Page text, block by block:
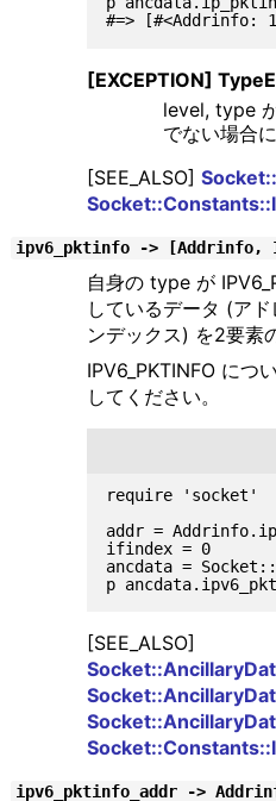
[EXCEPTION]
level, type
でない場合
[SEE_ALSO]
ipv6_pktinfo -> [Addrinfo,
自身の type が
しているデータ (ア
ンデックス) を2要素
IPV6_PKTINFO につ
してください。
require 'socket'
addr =
ifindex = 0
ancdata =
[SEE_ALSO]
ipv6_pktinfo_addr ->